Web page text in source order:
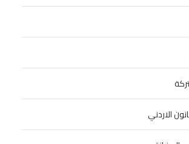
الاردني